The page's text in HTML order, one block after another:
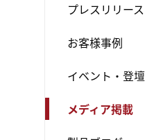
プレスリリース
お客様事例
イベント・登壇
メディア掲載